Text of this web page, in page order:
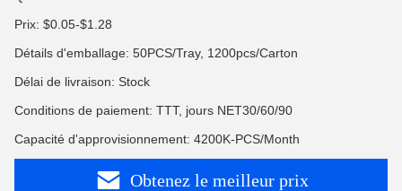
Prix: $0.05-$1.28
Détails d'emballage: 50PCS/Tray, 1200pcs/Carton
Délai de livraison: Stock
Conditions de paiement: TTT, jours NET30/60/90
Capacité d'approvisionnement: 4200K-PCS/Month
Obtenez le meilleur prix